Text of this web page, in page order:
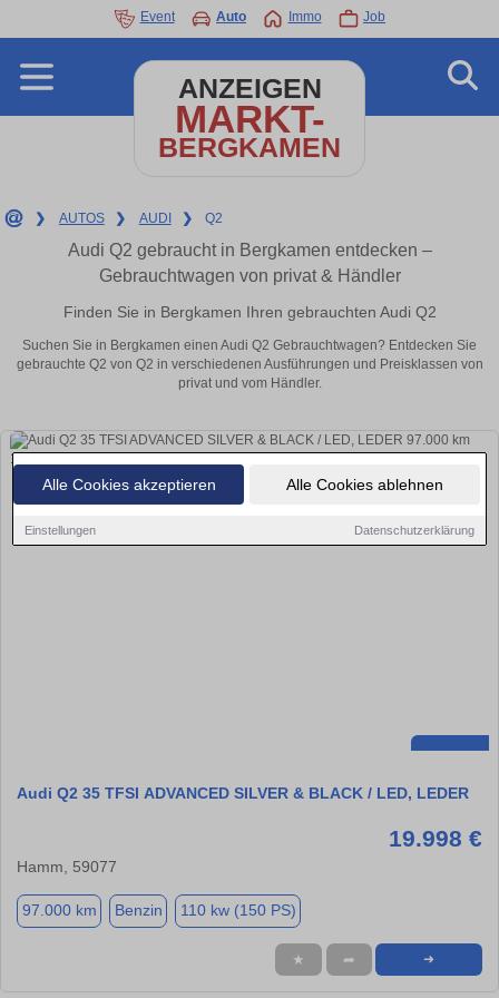
Alle Cookies akzeptieren Alle Cookies ablehnen
Einstellungen Datenschutzerklärung
Event Auto Immo Job
ANZEIGEN
MARKT-
BERGKAMEN
❯ AUTOS ❯ AUDI ❯ Q2
Audi Q2 gebraucht in Bergkamen entdecken –
Gebrauchtwagen von privat & Händler
Finden Sie in Bergkamen Ihren gebrauchten Audi Q2
Suchen Sie in Bergkamen einen Audi Q2 Gebrauchtwagen? Entdecken Sie
gebrauchte Q2 von Q2 in verschiedenen Ausführungen und Preisklassen von
privat und vom Händler.
Audi Q2 35 TFSI ADVANCED SILVER & BLACK / LED, LEDER
19.998 €
Hamm, 59077
97.000 km Benzin 110 kw (150 PS)
★ ➦ ➜